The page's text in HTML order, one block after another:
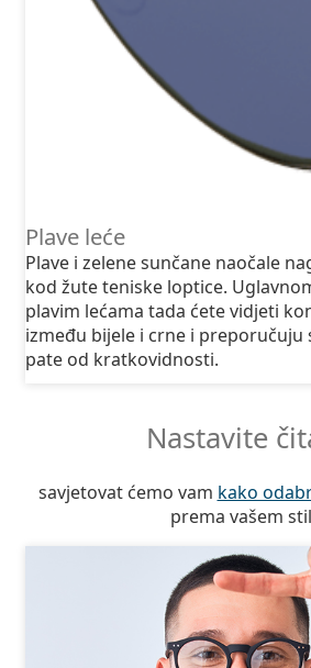
Plave leće
Plave i zelene sunčane naočale
kod žute teniske loptice.
plavim lećama tada ćete vidjeti
između bijele i crne i preporučuju
pate od kratkovidnosti.
Nastavite
savjetovat ćemo vam kako
prema vašem